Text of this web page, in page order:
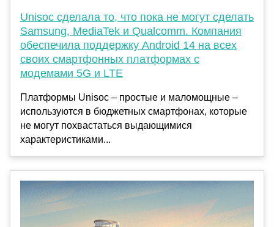
Unisoc сделала то, что пока не могут сделать
Samsung, MediaTek и Qualcomm. Компания
обеспечила поддержку Android 14 на всех
своих смартфонных платформах с
модемами 5G и LTE
Платформы Unisoc – простые и маломощные –
используются в бюджетных смартфонах, которые
не могут похвастаться выдающимися
характеристиками...